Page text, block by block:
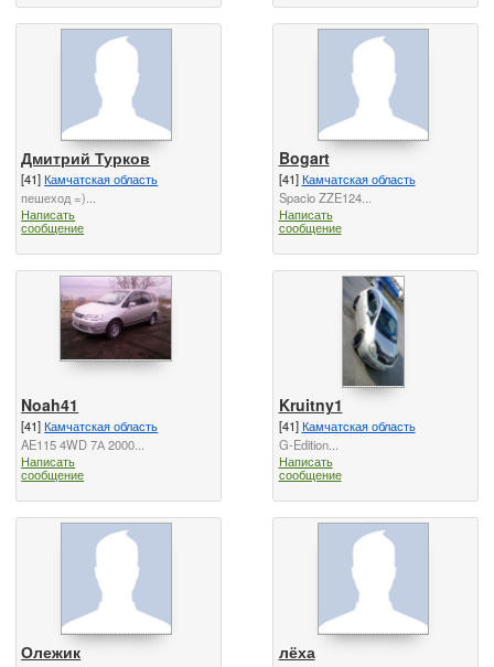
Дмитрий Турков
[41]Камчатская область
пешеход =)...
Написать
сообщение
Bogart
[41]Камчатская область
Spacio ZZE124...
Написать
сообщение
Noah41
[41]Камчатская область
AE115 4WD 7А 2000...
Написать
сообщение
Kruitny1
[41]Камчатская область
G-Edition...
Написать
сообщение
Олежик лёха